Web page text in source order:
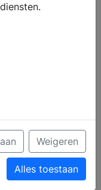
Weigeren
Alles toestaan